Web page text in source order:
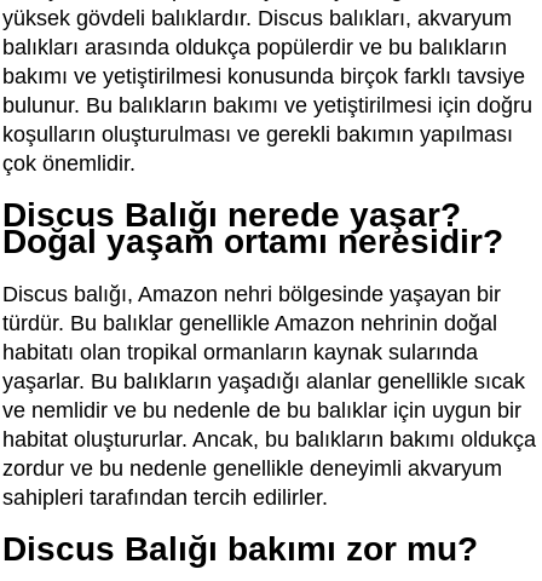
yüksek gövdeli balıklardır. Discus balıkları, akvaryum
balıkları arasında oldukça popülerdir ve bu balıkların
bakımı ve yetiştirilmesi konusunda birçok farklı tavsiye
bulunur. Bu balıkların bakımı ve yetiştirilmesi için doğru
koşulların oluşturulması ve gerekli bakımın yapılması
çok önemlidir.
Discus Balığı nerede yaşar?
Doğal yaşam ortamı neresidir?
Discus balığı, Amazon nehri bölgesinde yaşayan bir
türdür. Bu balıklar genellikle Amazon nehrinin doğal
habitatı olan tropikal ormanların kaynak sularında
yaşarlar. Bu balıkların yaşadığı alanlar genellikle sıcak
ve nemlidir ve bu nedenle de bu balıklar için uygun bir
habitat oluştururlar. Ancak, bu balıkların bakımı oldukça
zordur ve bu nedenle genellikle deneyimli akvaryum
sahipleri tarafından tercih edilirler.
Discus Balığı bakımı zor mu?